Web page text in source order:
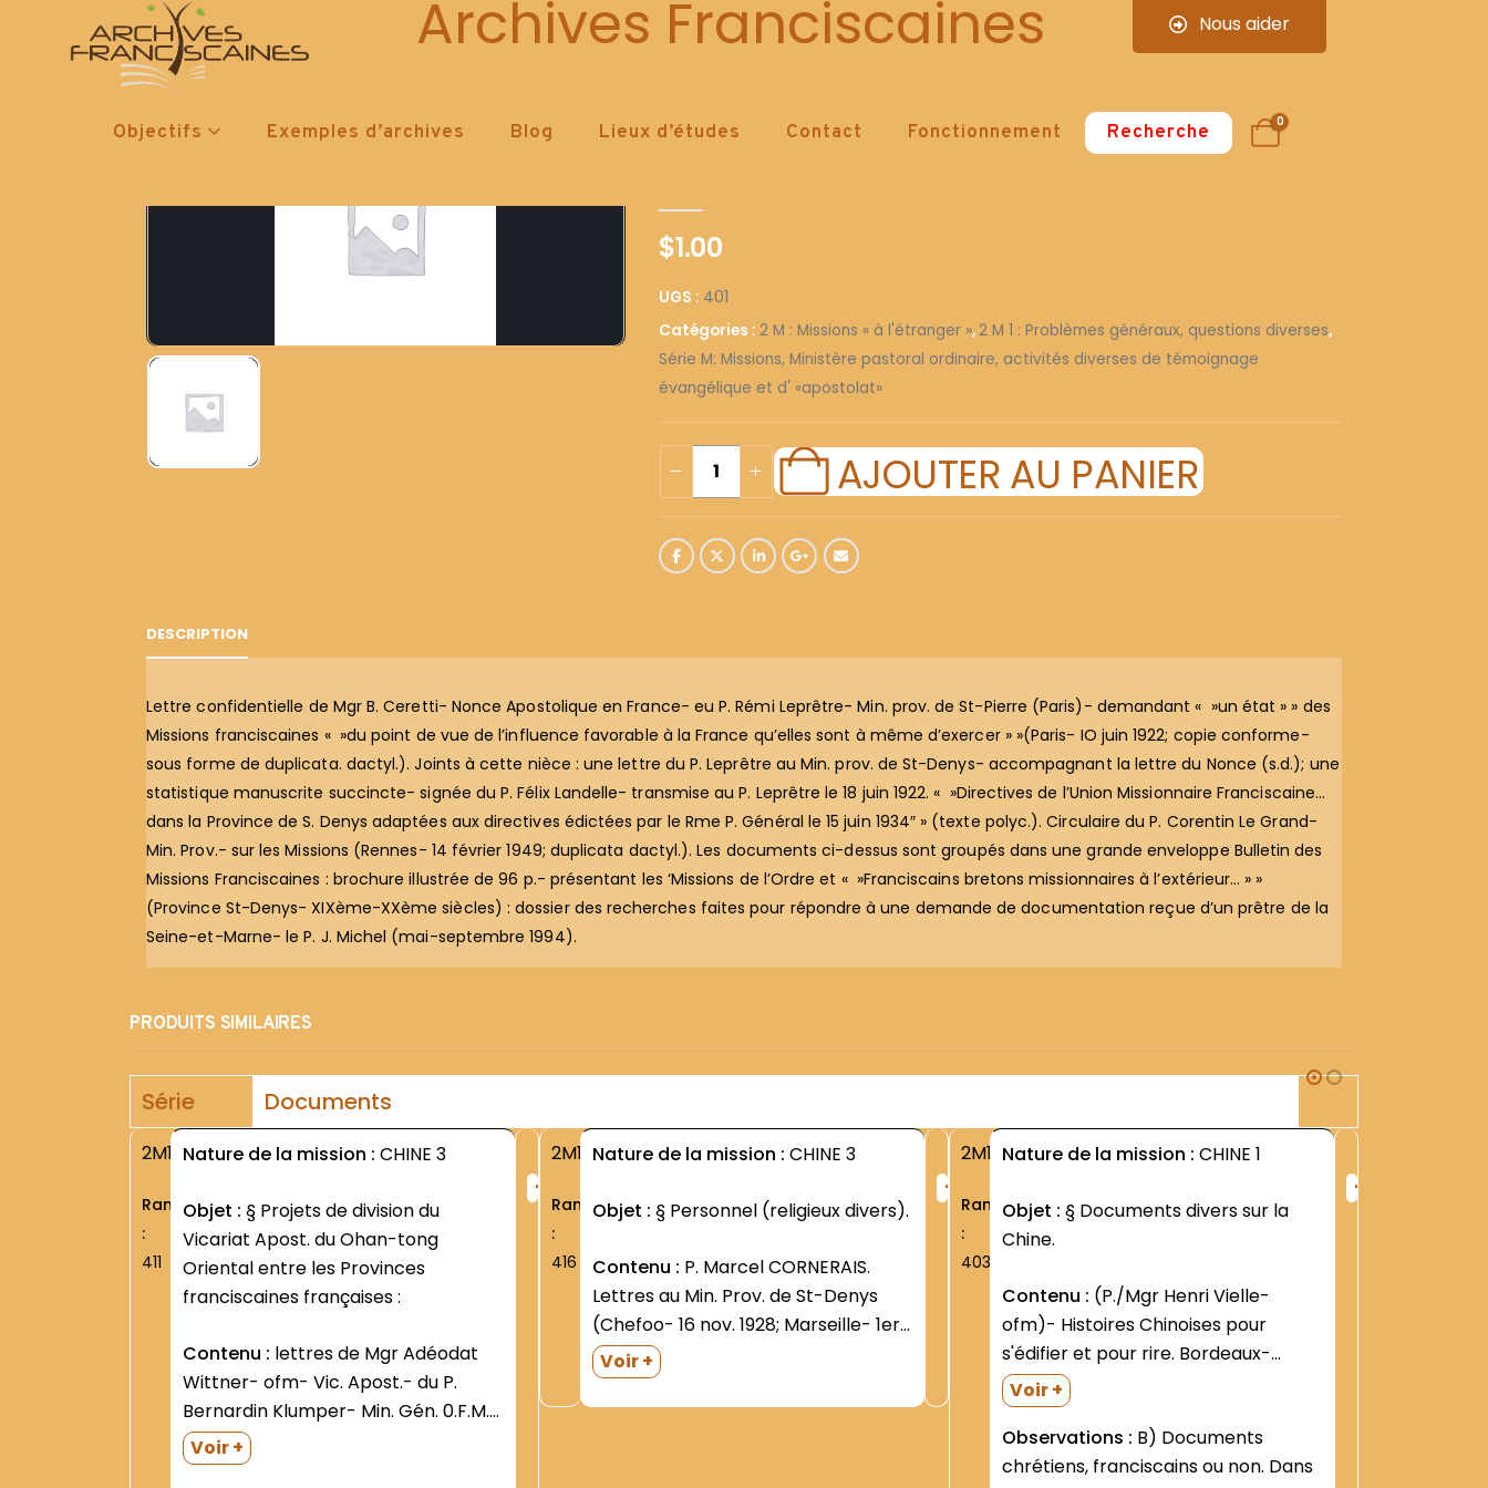
Archives Franciscaines Nous aider
Objectifs Exemples d’archives Blog Lieux d’études Contact Fonctionnement Recherche 0
401
$1.00
UGS : 401
Catégories : 2 M : Missions « à l'étranger »,2 M 1 : Problèmes généraux, questions diverses,
Série M: Missions, Ministère pastoral ordinaire, activités diverses de témoignage
évangélique et d' «apostolat»
AJOUTER AU PANIER
DESCRIPTION
Lettre confidentielle de Mgr B. Ceretti- Nonce Apostolique en France- eu P. Rémi Leprêtre- Min. prov. de St-Pierre (Paris)- demandant « »un état » » des
Missions franciscaines « »du point de vue de l’influence favorable à la France qu’elles sont à même d’exercer » »(Paris- IO juin 1922; copie conforme-
sous forme de duplicata. dactyl.). Joints à cette nièce : une lettre du P. Leprêtre au Min. prov. de St-Denys- accompagnant la lettre du Nonce (s.d.); une
statistique manuscrite succincte- signée du P. Félix Landelle- transmise au P. Leprêtre le 18 juin 1922. « »Directives de l’Union Missionnaire Franciscaine…
dans la Province de S. Denys adaptées aux directives édictées par le Rme P. Général le 15 juin 1934″ » (texte polyc.). Circulaire du P. Corentin Le Grand-
Min. Prov.- sur les Missions (Rennes- 14 février 1949; duplicata dactyl.). Les documents ci-dessus sont groupés dans une grande enveloppe Bulletin des
Missions Franciscaines : brochure illustrée de 96 p.- présentant les ‘Missions de l’Ordre et « »Franciscains bretons missionnaires à l’extérieur… » »
(Province St-Denys- XIXème-XXème siècles) : dossier des recherches faites pour répondre à une demande de documentation reçue d’un prêtre de la
Seine-et-Marne- le P. J. Michel (mai-septembre 1994).
PRODUITS SIMILAIRES
Série Documents
2M1
Rang
:
411
Nature de la mission : CHINE 3
Objet : § Projets de division du
Vicariat Apost. du Ohan-tong
Oriental entre les Provinces
franciscaines françaises :
Contenu :
Wittner- ofm- Vic. Apost.- du P.
Bernardin Klumper- Min. Gén. 0.F.M.-
et du P. Ludovic Peurois- ofm- Défin.
Gén.; décisions prises par les
Voir +
+
2M1
Rang
:
416
Nature de la mission : CHINE 3
Objet : § Personnel (religieux divers).
Contenu :
Lettres au Min. Prov. de St-Denys
(Chefoo- 16 nov. 1928; Marseille- 1er
mars 1929; Chowwuvang- 9 janv.
1939). Dans une grande enveloppe. P.
Albert DIGARD. Lettres au Min. Prov.
Voir +
+
2M1
Rang
:
403
Nature de la mission : CHINE 1
Objet : § Documents divers sur la
Chine.
Contenu :
ofm)- Histoires Chinoises pour
s'édifier et pour rire. Bordeaux-
Administration du ""Souvenir de
Saint-Antoine""- s.d. I00 p. (P. Louis-
Marie Frédéric- ofm)- Le
brigandage au Chan-ton oriental.
Voir +
Observations : B) Documents
chrétiens, franciscains ou non. Dans
+